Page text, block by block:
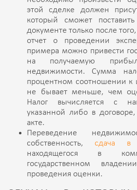
этой сделке должен
который сможет
документе только после
отчет о проведении
примера можно привести
на получаемую
недвижимости. Сумма
процентном соотношении к
не бывает меньше, чем
Налог вычисляется с
указанной либо в
акте.
Переведение
собственность, сдача в
находящегося в
государственном
проведения оценки.